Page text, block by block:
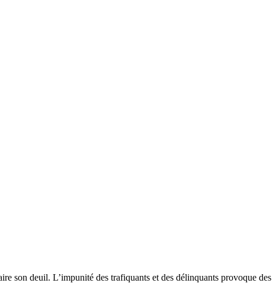
son deuil. L’impunité des trafiquants et des délinquants provoque des